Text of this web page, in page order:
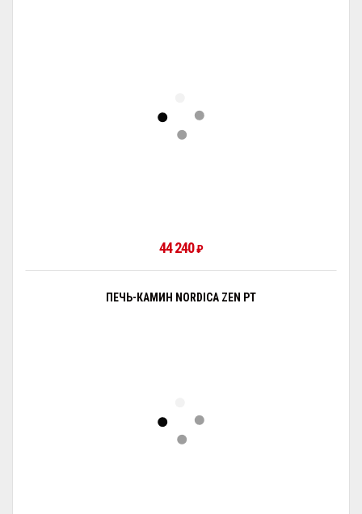
44 240₽
ПЕЧЬ-КАМИН NORDICA ZEN PT